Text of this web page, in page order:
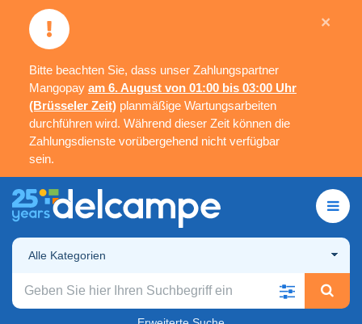
Bitte beachten Sie, dass unser Zahlungspartner
Mangopay am 6. August von 01:00 bis 03:00 Uhr
(Brüsseler Zeit) planmäßige Wartungsarbeiten
durchführen wird. Während dieser Zeit können die
Zahlungsdienste vorübergehend nicht verfügbar
sein.
×
Alle Kategorien